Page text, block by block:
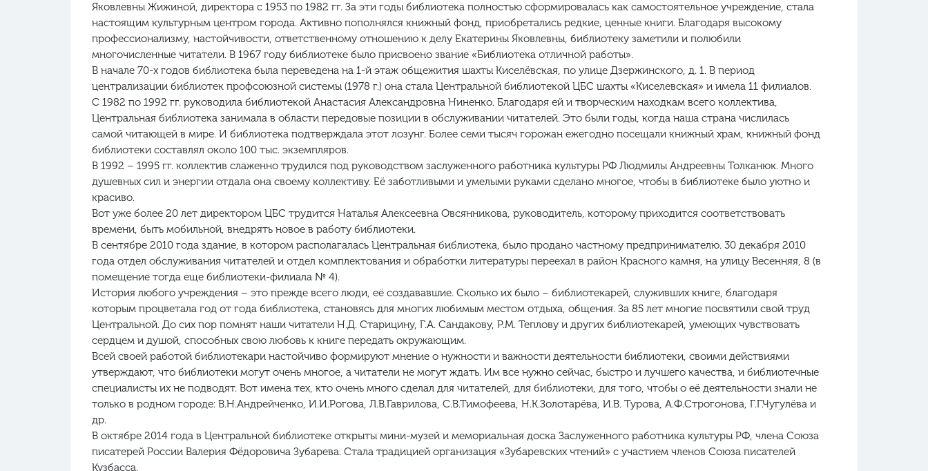
Яковлевны Жижиной, директора с 1953 по 1982 гг. За эти годы библиотека полностью сформировалась как самостоятельное учреждение, стала
настоящим культурным центром города. Активно пополнялся книжный фонд, приобретались редкие, ценные книги. Благодаря высокому
профессионализму, настойчивости, ответственному отношению к делу Екатерины Яковлевны, библиотеку заметили и полюбили
многочисленные читатели. В 1967 году библиотеке было присвоено звание «Библиотека отличной работы».
В начале 70-х годов библиотека была переведена на 1-й этаж общежития шахты Киселёвская, по улице Дзержинского, д. 1. В период
централизации библиотек профсоюзной системы (1978 г.) она стала Центральной библиотекой ЦБС шахты «Киселевская» и имела 11 филиалов.
С 1982 по 1992 гг. руководила библиотекой Анастасия Александровна Ниненко. Благодаря ей и творческим находкам всего коллектива,
Центральная библиотека занимала в области передовые позиции в обслуживании читателей. Это были годы, когда наша страна числилась
самой читающей в мире. И библиотека подтверждала этот лозунг. Более семи тысяч горожан ежегодно посещали книжный храм, книжный фонд
библиотеки составлял около 100 тыс. экземпляров.
В 1992 – 1995 гг. коллектив слаженно трудился под руководством заслуженного работника культуры РФ Людмилы Андреевны Толканюк. Много
душевных сил и энергии отдала она своему коллективу. Её заботливыми и умелыми руками сделано многое, чтобы в библиотеке было уютно и
красиво.
Вот уже более 20 лет директором ЦБС трудится Наталья Алексеевна Овсянникова, руководитель, которому приходится соответствовать
времени, быть мобильной, внедрять новое в работу библиотеки.
В сентябре 2010 года здание, в котором располагалась Центральная библиотека, было продано частному предпринимателю. 30 декабря 2010
года отдел обслуживания читателей и отдел комплектования и обработки литературы переехал в район Красного камня, на улицу Весенняя, 8 (в
помещение тогда еще библиотеки-филиала № 4).
История любого учреждения – это прежде всего люди, её создававшие. Сколько их было – библиотекарей, служивших книге, благодаря
которым процветала год от года библиотека, становясь для многих любимым местом отдыха, общения. За 85 лет многие посвятили свой труд
Центральной. До сих пор помнят наши читатели Н.Д. Старицину, Г.А. Сандакову, Р.М. Теплову и других библиотекарей, умеющих чувствовать
сердцем и душой, способных свою любовь к книге передать окружающим.
Всей своей работой библиотекари настойчиво формируют мнение о нужности и важности деятельности библиотеки, своими действиями
утверждают, что библиотеки могут очень многое, а читатели не могут ждать. Им все нужно сейчас, быстро и лучшего качества, и библиотечные
специалисты их не подводят. Вот имена тех, кто очень много сделал для читателей, для библиотеки, для того, чтобы о её деятельности знали не
только в родном городе: В.Н.Андрейченко, И.И.Рогова, Л.В.Гаврилова, С.В.Тимофеева, Н.К.Золотарёва, И.В. Турова, А.Ф.Строгонова, Г.Г.Чугулёва и
др.
В октябре 2014 года в Центральной библиотеке открыты мини-музей и мемориальная доска Заслуженного работника культуры РФ, члена Союза
писатерей России Валерия Фёдоровича Зубарева. Стала традицией организация «Зубаревских чтений» с участием членов Союза писателей
Кузбасса.